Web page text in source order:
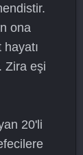
ona
Zira eşi
20'li